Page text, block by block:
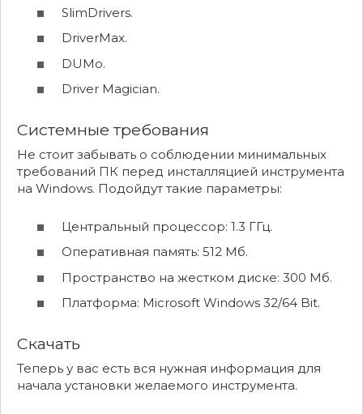
SlimDrivers.
DriverMax.
DUMo.
Driver Magician.
Системные требования
Не стоит забывать о соблюдении минимальных
требований ПК перед инсталляцией инструмента
на Windows. Подойдут такие параметры:
Центральный процессор: 1.3 ГГц.
Оперативная память: 512 Мб.
Пространство на жестком диске: 300 Мб.
Платформа: Microsoft Windows 32/64 Bit.
Скачать
Теперь у вас есть вся нужная информация для
начала установки желаемого инструмента.